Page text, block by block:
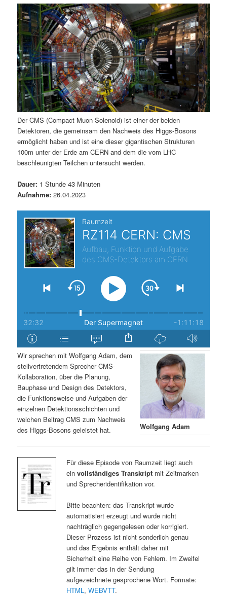
ä
r
e
n
I
n
h
l
t
s
p
n
g
e
n
n
d
ä
r
e
n
I
h
a
l
t
r
i
n
g
e
n
a
v
i
g
a
t
i
o
n
Der CMS (Compact Muon Solenoid) ist einer der beiden
Detektoren, die gemeinsam den Nachweis des Higgs-Bosons
ermöglicht haben und ist eine dieser gigantischen Strukturen
100m unter der Erde am CERN and dem die vom LHC
beschleunigten Teilchen untersucht werden.
Dauer: 1 Stunde 43 Minuten
Aufnahme: 26.04.2023
Wolfgang Adam
Wir sprechen mit Wolfgang Adam, dem
stellvertretendem Sprecher CMS-
Kollaboration, über die Planung,
Bauphase und Design des Detektors,
die Funktionsweise und Aufgaben der
einzelnen Detektionsschichten und
welchen Beitrag CMS zum Nachweis
des Higgs-Bosons geleistet hat.
Für diese Episode von Raumzeit liegt auch
ein vollständiges Transkriptmit Zeitmarken
und Sprecheridentifikation vor.
Bitte beachten: das Transkript wurde
automatisiert erzeugt und wurde nicht
nachträglich gegengelesen oder korrigiert.
Dieser Prozess ist nicht sonderlich genau
und das Ergebnis enthält daher mit
Sicherheit eine Reihe von Fehlern. Im Zweifel
gilt immer das in der Sendung
aufgezeichnete gesprochene Wort. Formate:
HTML, WEBVTT.